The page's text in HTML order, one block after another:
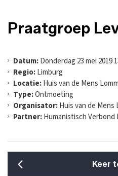
Praatgroep
Datum:Donderdag 23 mei 2019
Regio:Limburg
Locatie:Huis van de Mens
Type:Ontmoeting
Organisator:Huis van de Mens
Partner:Humanistisch Verbond
Keer